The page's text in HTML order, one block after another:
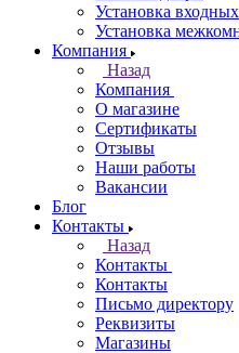
Установка
Установка
Компания
Назад
Компания
О магазине
Сертификаты
Отзывы
Наши работы
Вакансии
Блог
Контакты
Назад
Контакты
Контакты
Письмо директору
Реквизиты
Магазины